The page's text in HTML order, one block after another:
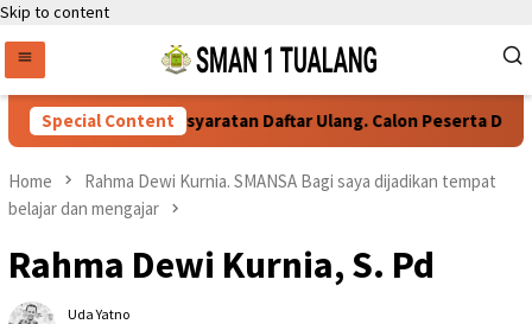
Skip to content
Special ContentPersyaratan Daftar Ulang. Calon Peserta Didik
Home
Rahma Dewi Kurnia. SMANSA Bagi saya dijadikan tempat
belajar dan mengajar
Rahma Dewi Kurnia, S. Pd
Uda Yatno